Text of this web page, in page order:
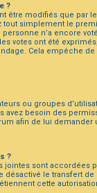
?
être modifiés que par
simplement le
n’a encore
votes ont été
Cela empêche
ou groupes
besoin des
afin de lui demander
?
sont accordées
désactivé le transfert
cette